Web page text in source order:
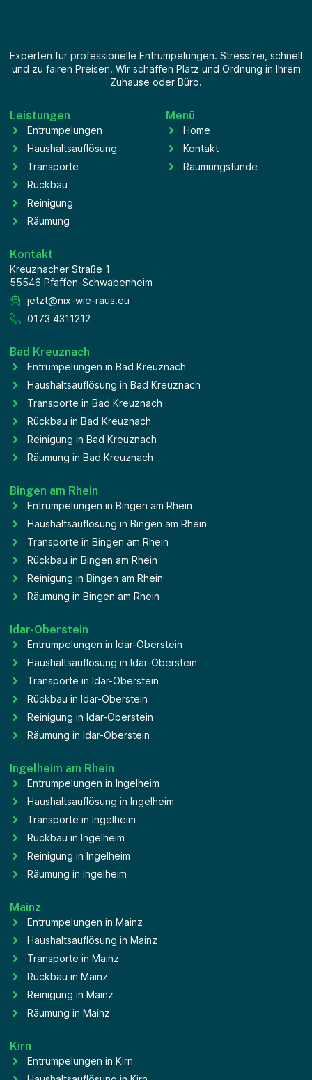
Experten für professionelle Entrümpelungen. Stressfrei, schnell
und zu fairen Preisen. Wir schaffen Platz und Ordnung in Ihrem
Zuhause oder Büro.
Leistungen
Entrümpelungen
Haushaltsauflösung
Transporte
Rückbau
Reinigung
Räumung
Menü
Home
Kontakt
Räumungsfunde
Kontakt
Kreuznacher Straße 1
55546 Pfaffen-Schwabenheim
jetzt@nix-wie-raus.eu
0173 4311212
Bad Kreuznach
Entrümpelungen in Bad Kreuznach
Haushaltsauflösung in Bad Kreuznach
Transporte in Bad Kreuznach
Rückbau in Bad Kreuznach
Reinigung in Bad Kreuznach
Räumung in Bad Kreuznach
Bingen am Rhein
Entrümpelungen in Bingen am Rhein
Haushaltsauflösung in Bingen am Rhein
Transporte in Bingen am Rhein
Rückbau in Bingen am Rhein
Reinigung in Bingen am Rhein
Räumung in Bingen am Rhein
Idar-Oberstein
Entrümpelungen in Idar-Oberstein
Haushaltsauflösung in Idar-Oberstein
Transporte in Idar-Oberstein
Rückbau in Idar-Oberstein
Reinigung in Idar-Oberstein
Räumung in Idar-Oberstein
Ingelheim am Rhein
Entrümpelungen in Ingelheim
Haushaltsauflösung in Ingelheim
Transporte in Ingelheim
Rückbau in Ingelheim
Reinigung in Ingelheim
Räumung in Ingelheim
Mainz
Entrümpelungen in Mainz
Haushaltsauflösung in Mainz
Transporte in Mainz
Rückbau in Mainz
Reinigung in Mainz
Räumung in Mainz
Kirn
Entrümpelungen in Kirn